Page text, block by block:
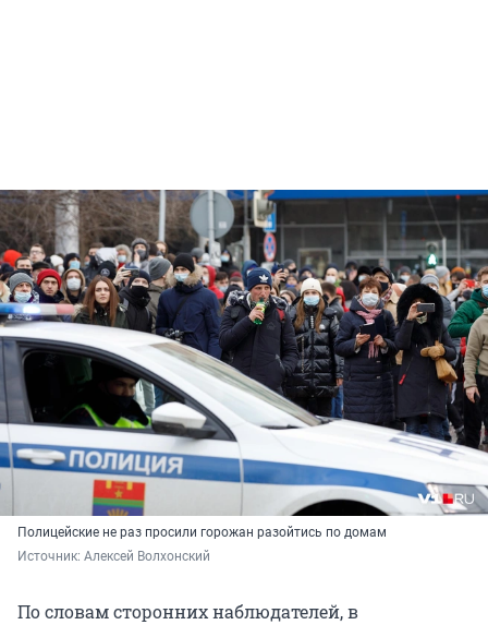
Полицейские не раз просили горожан разойтись по домам
Источник: Алексей Волхонский
По словам сторонних наблюдателей, в